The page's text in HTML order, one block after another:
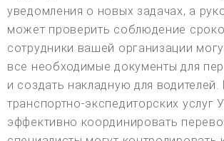
уведомления о новых задачах, а
может проверить соблюдение
сотрудники вашей организации
все необходимые документы для
и создать накладную для
транспортно-экспедиторских услуг
эффективно координировать